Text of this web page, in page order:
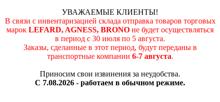
УВАЖАЕМЫЕ КЛИЕНТЫ!
В связи с инвентаризацией склада отправка товаров торговых
марок LEFARD, AGNESS, BRONO не будет осуществляться
в период c 30 июля по 5 августа.
Заказы, сделанные в этот период, будут переданы в
транспортные компании 6-7 августа.
Приносим свои извинения за неудобства.
С 7.08.2026 - работаем в обычном режиме.